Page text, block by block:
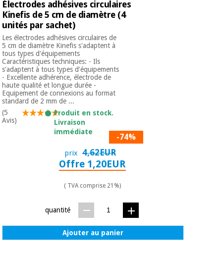
Électrodes adhésives circulaires
Kinefis de 5 cm de diamètre (4
unités par sachet)
Les électrodes adhésives circulaires de
5 cm de diamètre Kinefis s'adaptent à
tous types d'équipements
Caractéristiques techniques: - Ils
s'adaptent à tous types d'équipements
- Excellente adhérence, électrode de
haute qualité et longue durée -
Equipement de connexions au format
standard de 2 mm de ...
(5
Avis)
Produit en stock.
Livraison
immédiate
-74%
prix 4,62EUR
Offre 1,20EUR
( TVA comprise 21%)
quantité
Ajouter au panier